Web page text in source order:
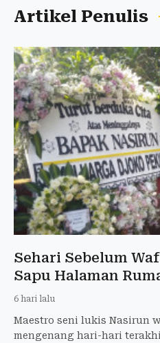
Artikel Penulis
Sehari Sebelum
Sapu Halaman
6 hari lalu
Maestro seni lukis Nasirun
mengenang hari-hari